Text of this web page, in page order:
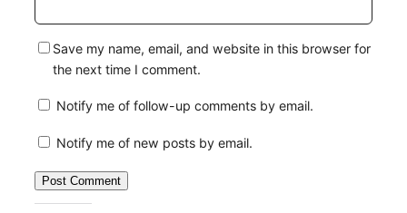
Save my name, email, and website in this browser for
the next time I comment.
Notify me of follow-up comments by email.
Notify me of new posts by email.